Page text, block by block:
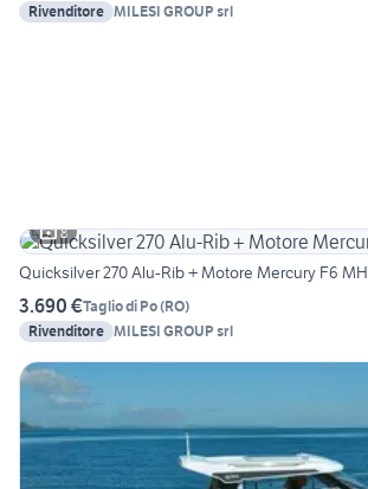
Rivenditore MILESI GROUP srl
8
Quicksilver 270 Alu-Rib + Motore Mercury F6 MH
3.690 €Taglio di Po(RO)
Rivenditore MILESI GROUP srl